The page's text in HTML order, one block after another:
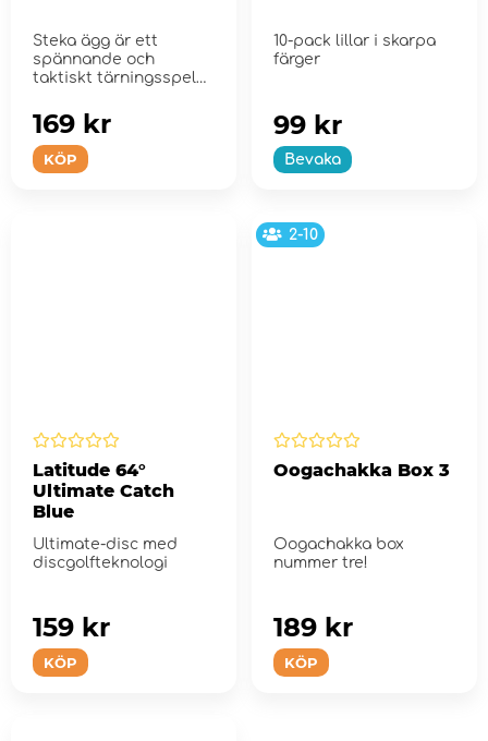
Steka ägg är ett
spännande och
taktiskt tärningsspel
KÖP
169 kr
10-pack lillar i skarpa
färger
Bevaka
99 kr
Latitude 64°
Ultimate Catch
Blue
Ultimate-disc med
discgolfteknologi
KÖP
159 kr
2-10
Oogachakka Box 3
Oogachakka box
nummer tre!
KÖP
189 kr